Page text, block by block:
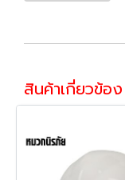
สินค้าเกี่ยวข้อง